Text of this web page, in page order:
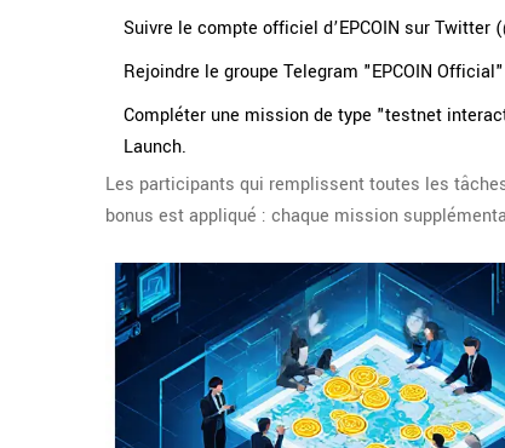
Suivre le compte officiel d’EPCOIN sur Twitter (
Rejoindre le groupe Telegram "EPCOIN
Compléter une mission de type "testnet
Launch.
Les participants qui remplissent toutes les
bonus est appliqué : chaque mission